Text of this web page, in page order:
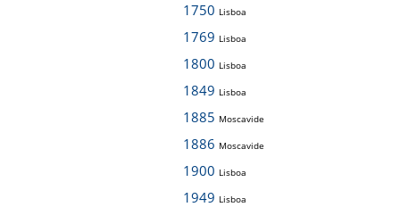
1750 Lisboa
1769 Lisboa
1800 Lisboa
1849 Lisboa
1885 Moscavide
1886 Moscavide
1900 Lisboa
1949 Lisboa